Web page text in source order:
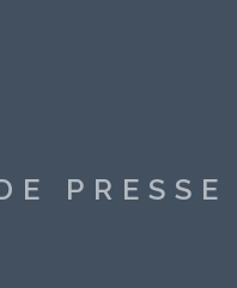
PRESSE